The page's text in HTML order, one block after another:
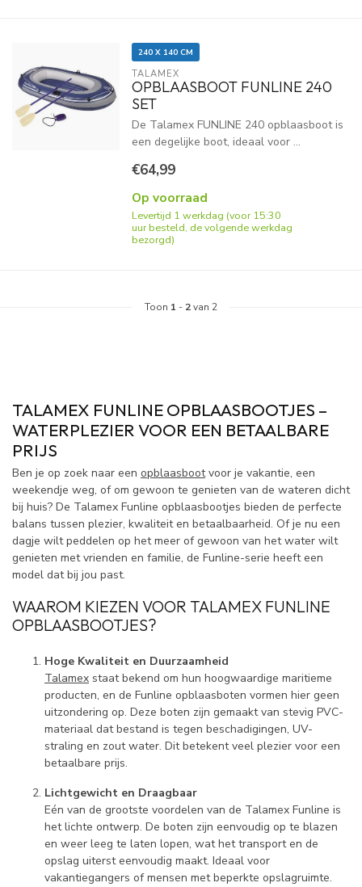
240 X 140 CM
TALAMEX
OPBLAASBOOT FUNLINE 240
SET
De Talamex FUNLINE 240 opblaasboot is
een degelijke boot, ideaal voor ...
€64,99
Op voorraad
Levertijd 1 werkdag (voor 15:30
uur besteld, de volgende werkdag
bezorgd)
Toon 1 - 2van 2
TALAMEX FUNLINE OPBLAASBOOTJES –
WATERPLEZIER VOOR EEN BETAALBARE
PRIJS
Ben je op zoek naar een opblaasbootvoor je vakantie, een
weekendje weg, of om gewoon te genieten van de wateren dicht
bij huis? De Talamex Funline opblaasbootjes bieden de perfecte
balans tussen plezier, kwaliteit en betaalbaarheid. Of je nu een
dagje wilt peddelen op het meer of gewoon van het water wilt
genieten met vrienden en familie, de Funline-serie heeft een
model dat bij jou past.
WAAROM KIEZEN VOOR TALAMEX FUNLINE
OPBLAASBOOTJES?
Hoge Kwaliteit en Duurzaamheid
Talamex staat bekend om hun hoogwaardige maritieme
producten, en de Funline opblaasboten vormen hier geen
uitzondering op. Deze boten zijn gemaakt van stevig PVC-
materiaal dat bestand is tegen beschadigingen, UV-
straling en zout water. Dit betekent veel plezier voor een
betaalbare prijs.
Lichtgewicht en Draagbaar
Eén van de grootste voordelen van de Talamex Funline is
het lichte ontwerp. De boten zijn eenvoudig op te blazen
en weer leeg te laten lopen, wat het transport en de
opslag uiterst eenvoudig maakt. Ideaal voor
vakantiegangers of mensen met beperkte opslagruimte.